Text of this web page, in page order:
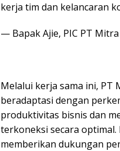
kerja tim dan kelancaran
— Bapak Ajie, PIC PT
Melalui kerja sama ini,
beradaptasi dengan
produktivitas bisnis dan
terkoneksi secara
memberikan dukungan